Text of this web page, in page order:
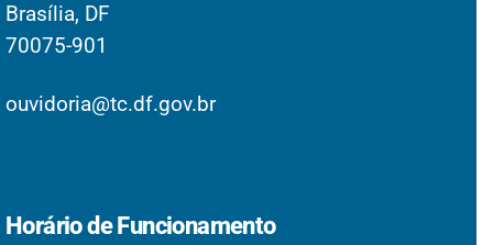
Brasília, DF
70075-901
ouvidoria@tc.df.gov.br
Horário de Funcionamento